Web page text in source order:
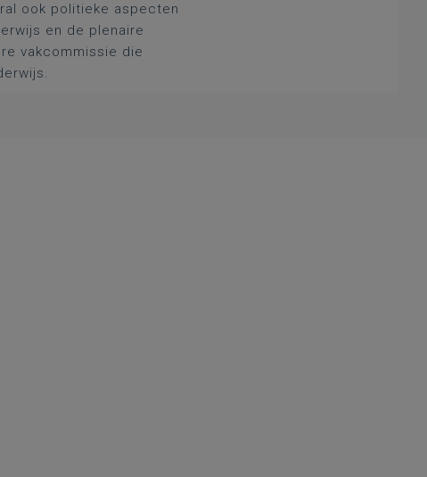
ook politieke aspecten
en de plenaire
vakcommissie die